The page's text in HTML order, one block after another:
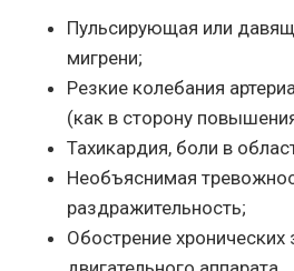
Пульсирующая или
мигрени;
Резкие колебания
(как в сторону
Тахикардия, боли в
Необъяснимая
раздражительность;
Обострение